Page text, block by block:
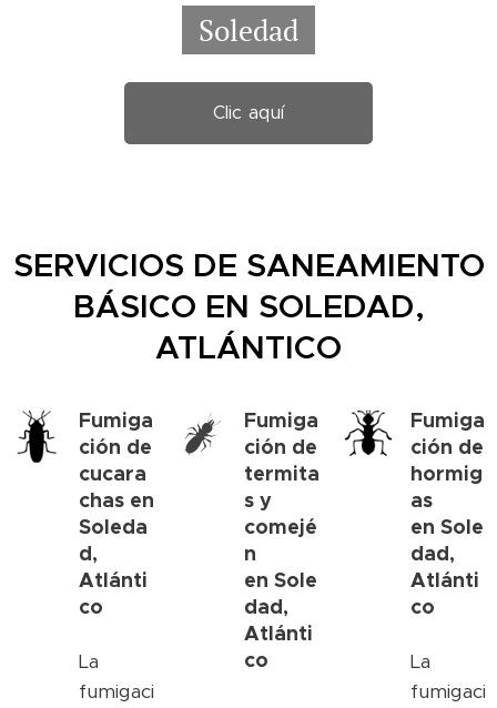
Soledad
Clic aquí
SERVICIOS DE SANEAMIENTO
BÁSICO EN SOLEDAD,
ATLÁNTICO
Fumiga
ción de
cucara
chas en
Soleda
d,
Atlánti
co
La
fumigaci
Fumiga
ción de
termita
s y
comejé
n
enSole
dad,
Atlánti
co
Fumiga
ción de
hormig
as
en Sole
dad,
Atlánti
co
La
fumigaci